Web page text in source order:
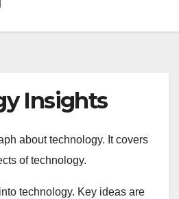
Insights
about technology. It covers
of technology.
technology. Key ideas are